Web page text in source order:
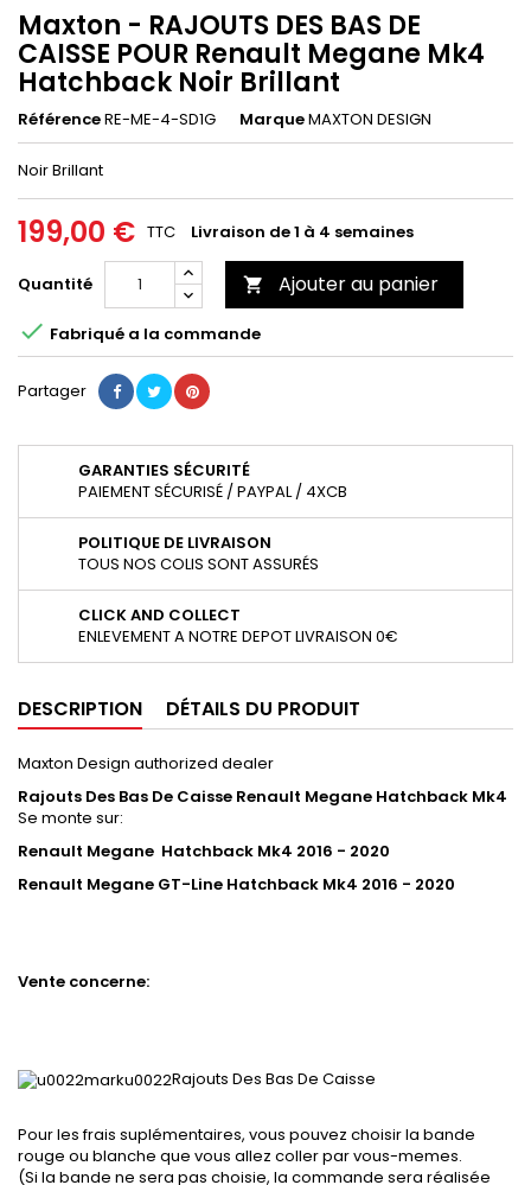
Maxton - RAJOUTS DES BAS DE
CAISSE POUR Renault Megane Mk4
Hatchback Noir Brillant
RéférenceRE-ME-4-SD1G MarqueMAXTON DESIGN
Noir Brillant
199,00 € TTC Livraison de 1 à 4 semaines
Quantité  Ajouter au panier
 Fabriqué a la commande
Partager
GARANTIES SÉCURITÉ
PAIEMENT SÉCURISÉ / PAYPAL / 4XCB
POLITIQUE DE LIVRAISON
TOUS NOS COLIS SONT ASSURÉS
CLICK AND COLLECT
ENLEVEMENT A NOTRE DEPOT LIVRAISON 0€
DESCRIPTION DÉTAILS DU PRODUIT
Maxton Design authorized dealer
Rajouts Des Bas De Caisse Renault Megane Hatchback Mk4
Se monte sur:
Renault Megane Hatchback Mk4 2016 - 2020
Renault Megane GT-Line Hatchback Mk4 2016 - 2020
Vente concerne:
Rajouts Des Bas De Caisse
Pour les frais suplémentaires, vous pouvez choisir la bande
rouge ou blanche que vous allez coller par vous-memes.
(Si la bande ne sera pas choisie, la commande sera réalisée